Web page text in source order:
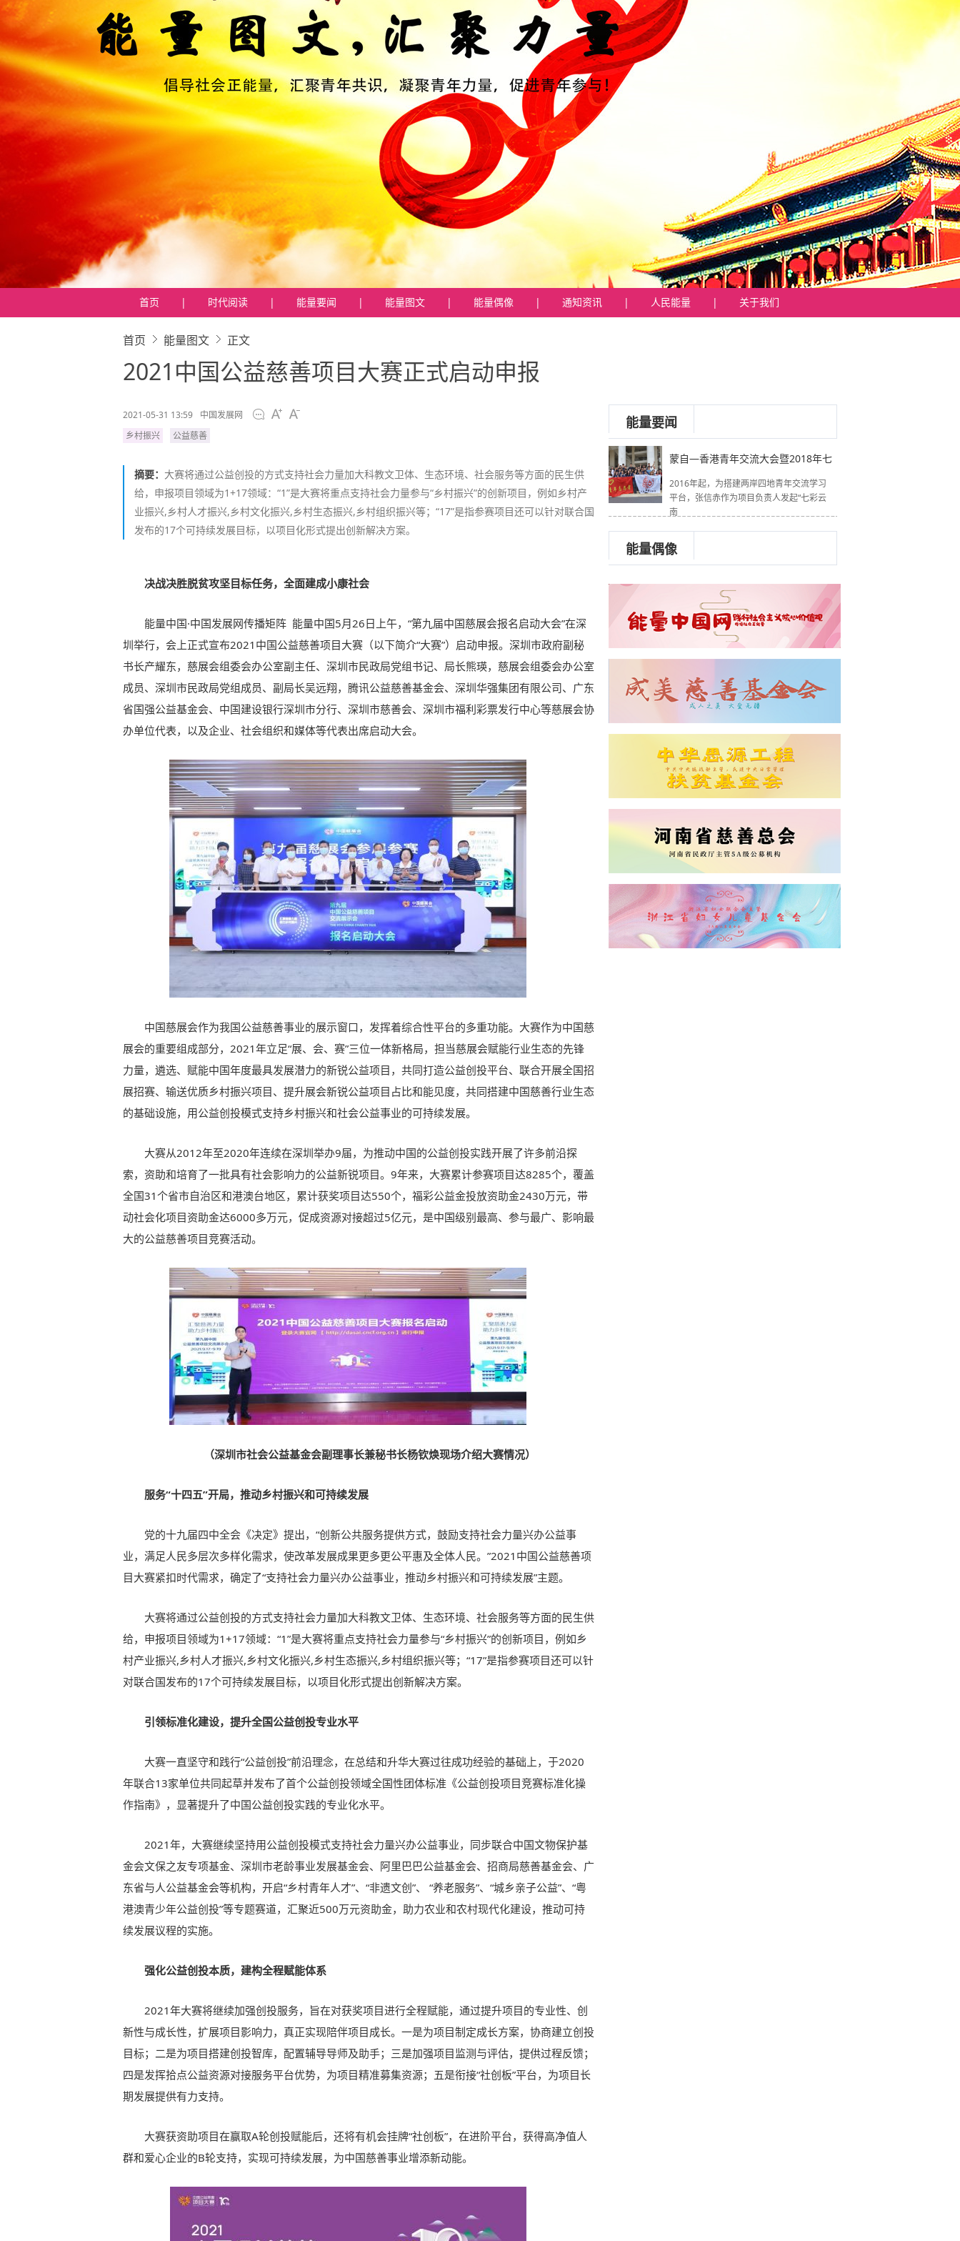
首页 | 时代阅读 | 能量要闻 | 能量图文 | 能量偶像 | 通知资讯 | 人民能量 | 关于我们
首页 能量图文 正文
2021中国公益慈善项目大赛正式启动申报
2021-05-31 13:59
中国发展网
乡村振兴
公益慈善
摘要： 大赛将通过公益创投的方式支持社会力量加大科教文卫体、生态环境、社会服务等方面的民生供
给，申报项目领域为1+17领域：“1”是大赛将重点支持社会力量参与“乡村振兴”的创新项目，例如乡村产
业振兴,乡村人才振兴,乡村文化振兴,乡村生态振兴,乡村组织振兴等；“17”是指参赛项目还可以针对联合国
发布的17个可持续发展目标，以项目化形式提出创新解决方案。
决战决胜脱贫攻坚目标任务，全面建成小康社会
能量中国·中国发展网传播矩阵 能量中国5月26日上午，“第九届中国慈展会报名启动大会”在深
圳举行，会上正式宣布2021中国公益慈善项目大赛（以下简介“大赛”）启动申报。深圳市政府副秘
书长产耀东，慈展会组委会办公室副主任、深圳市民政局党组书记、局长熊瑛，慈展会组委会办公室
成员、深圳市民政局党组成员、副局长吴远翔，腾讯公益慈善基金会、深圳华强集团有限公司、广东
省国强公益基金会、中国建设银行深圳市分行、深圳市慈善会、深圳市福利彩票发行中心等慈展会协
办单位代表，以及企业、社会组织和媒体等代表出席启动大会。
中国慈展会作为我国公益慈善事业的展示窗口，发挥着综合性平台的多重功能。大赛作为中国慈
展会的重要组成部分，2021年立足“展、会、赛”三位一体新格局，担当慈展会赋能行业生态的先锋
力量，遴选、赋能中国年度最具发展潜力的新锐公益项目，共同打造公益创投平台、联合开展全国招
展招赛、输送优质乡村振兴项目、提升展会新锐公益项目占比和能见度，共同搭建中国慈善行业生态
的基础设施，用公益创投模式支持乡村振兴和社会公益事业的可持续发展。
大赛从2012年至2020年连续在深圳举办9届，为推动中国的公益创投实践开展了许多前沿探
索，资助和培育了一批具有社会影响力的公益新锐项目。9年来，大赛累计参赛项目达8285个，覆盖
全国31个省市自治区和港澳台地区，累计获奖项目达550个，福彩公益金投放资助金2430万元，带
动社会化项目资助金达6000多万元，促成资源对接超过5亿元，是中国级别最高、参与最广、影响最
大的公益慈善项目竞赛活动。
（深圳市社会公益基金会副理事长兼秘书长杨钦焕现场介绍大赛情况）
服务“十四五”开局，推动乡村振兴和可持续发展
党的十九届四中全会《决定》提出，“创新公共服务提供方式，鼓励支持社会力量兴办公益事
业，满足人民多层次多样化需求，使改革发展成果更多更公平惠及全体人民。”2021中国公益慈善项
目大赛紧扣时代需求，确定了“支持社会力量兴办公益事业，推动乡村振兴和可持续发展”主题。
大赛将通过公益创投的方式支持社会力量加大科教文卫体、生态环境、社会服务等方面的民生供
给，申报项目领域为1+17领域：“1”是大赛将重点支持社会力量参与“乡村振兴”的创新项目，例如乡
村产业振兴,乡村人才振兴,乡村文化振兴,乡村生态振兴,乡村组织振兴等；“17”是指参赛项目还可以针
对联合国发布的17个可持续发展目标，以项目化形式提出创新解决方案。
引领标准化建设，提升全国公益创投专业水平
大赛一直坚守和践行“公益创投”前沿理念，在总结和升华大赛过往成功经验的基础上，于2020
年联合13家单位共同起草并发布了首个公益创投领域全国性团体标准《公益创投项目竞赛标准化操
作指南》，显著提升了中国公益创投实践的专业化水平。
2021年，大赛继续坚持用公益创投模式支持社会力量兴办公益事业，同步联合中国文物保护基
金会文保之友专项基金、深圳市老龄事业发展基金会、阿里巴巴公益基金会、招商局慈善基金会、广
东省与人公益基金会等机构，开启“乡村青年人才”、“非遗文创”、 “养老服务”、“城乡亲子公益”、“粤
港澳青少年公益创投”等专题赛道，汇聚近500万元资助金，助力农业和农村现代化建设，推动可持
续发展议程的实施。
强化公益创投本质，建构全程赋能体系
2021年大赛将继续加强创投服务，旨在对获奖项目进行全程赋能，通过提升项目的专业性、创
新性与成长性，扩展项目影响力，真正实现陪伴项目成长。一是为项目制定成长方案，协商建立创投
目标；二是为项目搭建创投智库，配置辅导导师及助手；三是加强项目监测与评估，提供过程反馈；
四是发挥拾点公益资源对接服务平台优势，为项目精准募集资源；五是衔接“社创板”平台，为项目长
期发展提供有力支持。
大赛获资助项目在赢取A轮创投赋能后，还将有机会挂牌“社创板”，在进阶平台，获得高净值人
群和爱心企业的B轮支持，实现可持续发展，为中国慈善事业增添新动能。
能量要闻
蒙自—香港青年交流大会暨2018年七
2016年起，为搭建两岸四地青年交流学习
平台，张信赤作为项目负责人发起“七彩云
南
能量偶像